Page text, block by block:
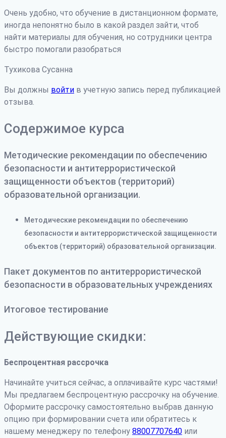
Очень удобно, что обучение в дистанционном формате,
иногда непонятно было в какой раздел зайти, чтоб
найти материалы для обучения, но сотрудники центра
быстро помогали разобраться
Тухикова Сусанна
Вы должны войти в учетную запись перед публикацией
отзыва.
Содержимое курса
Методические рекомендации по обеспечению
безопасности и антитеррористической
защищенности объектов (территорий)
образовательной организации.
Методические рекомендации по обеспечению
безопасности и антитеррористической защищенности
объектов (территорий) образовательной организации.
Пакет документов по антитеррористической
безопасности в образовательных учреждениях
Итоговое тестирование
Действующие скидки:
Беспроцентная рассрочка
Начинайте учиться сейчас, а оплачивайте курс частями!
Мы предлагаем беспроцентную рассрочку на обучение.
Оформите рассрочку самостоятельно выбрав данную
опцию при формировании счета или обратитесь к
нашему менеджеру по телефону 88007707640 или